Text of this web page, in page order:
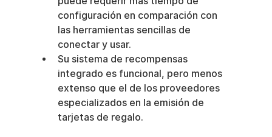
configuración en comparación con
las herramientas sencillas de
conectar y usar.
Su sistema de recompensas
integrado es funcional, pero menos
extenso que el de los proveedores
especializados en la emisión de
tarjetas de regalo.